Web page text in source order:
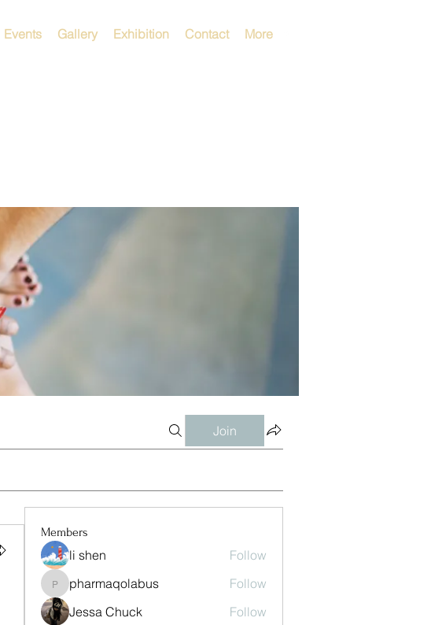
Events Gallery Exhibition Contact More
Join
Members
li shen Follow
pharmaqolabus
pharmaqolabus
Follow
Jessa Chuck
Follow